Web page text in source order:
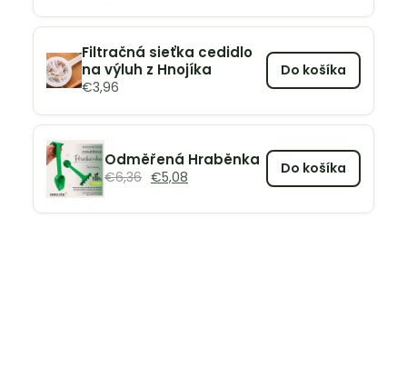
Filtračná sieťka cedidlo
na výluh z Hnojíka
€3,96
Do košíka
Odměřená Hraběnka
€6,36 €5,08 Do košíka